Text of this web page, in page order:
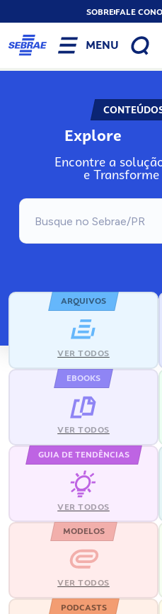
SOBREFALE
MENU
Explore
Encontre a
e
ARQUIVOS
VER TODOS
EBOOKS
VER TODOS
GUIA DE TENDÊNCIAS
VER TODOS
MODELOS
VER TODOS
PODCASTS